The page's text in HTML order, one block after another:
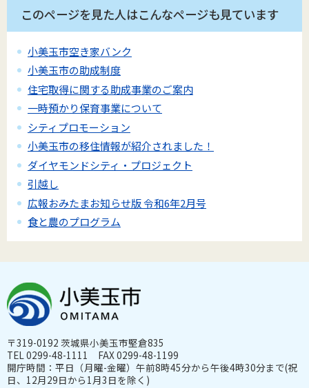
このページを見た人はこんなページも見ています
小美玉市空き家バンク
小美玉市の助成制度
住宅取得に関する助成事業のご案内
一時預かり保育事業について
シティプロモーション
小美玉市の移住情報が紹介されました！
ダイヤモンドシティ・プロジェクト
引越し
広報おみたまお知らせ版 令和6年2月号
食と農のプログラム
〒319-0192 茨城県小美玉市堅倉835
TEL 0299-48-1111 FAX 0299-48-1199
開庁時間：平日（月曜-金曜）午前8時45分から午後4時30分まで(祝
日、12月29日から1月3日を除く)